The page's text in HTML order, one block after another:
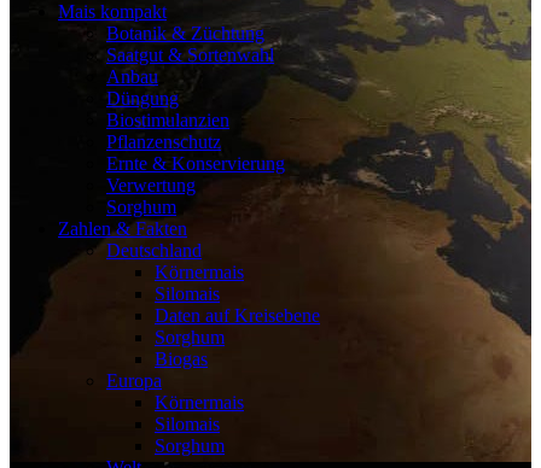
Mais kompakt
Botanik & Züchtung
Saatgut & Sortenwahl
Anbau
Düngung
Biostimulanzien
Pflanzenschutz
Ernte & Konservierung
Verwertung
Sorghum
Zahlen & Fakten
Deutschland
Körnermais
Silomais
Daten auf Kreisebene
Sorghum
Biogas
Europa
Körnermais
Silomais
Sorghum